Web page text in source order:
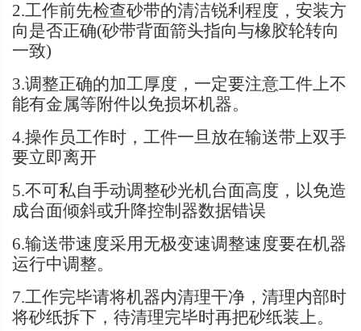
2.工作前先检查砂带的清洁锐利程度，安装方
向是否正确(砂带背面箭头指向与橡胶轮转向
一致)
3.调整正确的加工厚度，一定要注意工件上不
能有金属等附件以免损坏机器。
4.操作员工作时，工件一旦放在输送带上双手
要立即离开
5.不可私自手动调整砂光机台面高度，以免造
成台面倾斜或升降控制器数据错误
6.输送带速度采用无极变速调整速度要在机器
运行中调整。
7.工作完毕请将机器内清理干净，清理内部时
将砂纸拆下，待清理完毕时再把砂纸装上。